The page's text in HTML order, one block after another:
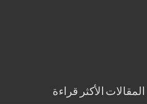
المقالات الأكثر قراءة